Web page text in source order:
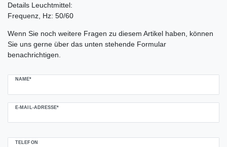
Details Leuchtmittel:
Frequenz, Hz: 50/60
Wenn Sie noch weitere Fragen zu diesem Artikel haben, können
Sie uns gerne über das unten stehende Formular
benachrichtigen.
NAME*
E-MAIL-ADRESSE*
TELEFON